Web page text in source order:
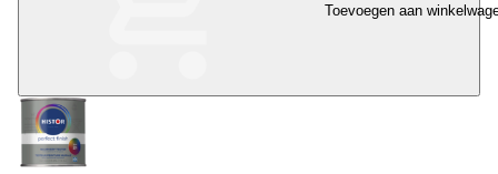
Toevoegen aan